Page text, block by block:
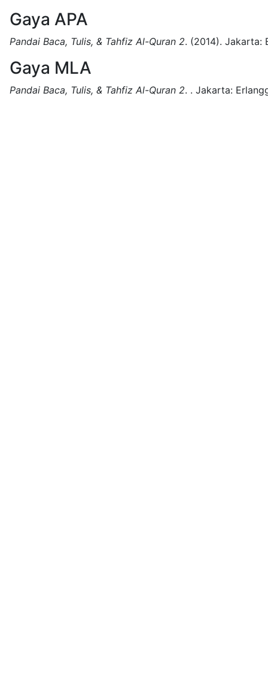
Gaya APA
Pandai Baca, Tulis, & Tahfiz Al-Quran 2. (2014). Jakarta:
Gaya MLA
Pandai Baca, Tulis, & Tahfiz Al-Quran 2. . Jakarta: